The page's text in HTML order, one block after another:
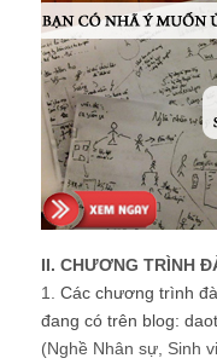
II. CHƯƠNG TRÌNH
1. Các chương trình
đang có trên blog:
(Nghề Nhân sự, Sinh